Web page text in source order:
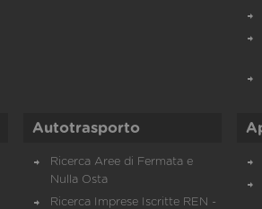
Autotrasporto
Ricerca Aree di Fermata e
Nulla Osta
Ricerca Imprese Iscritte REN -